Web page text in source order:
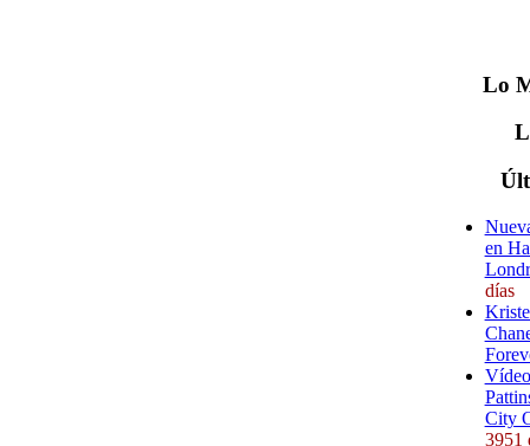
Lo
en
días
City
3951